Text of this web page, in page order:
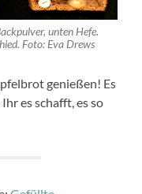
unten Hefe.
Foto: Eva Drews
genießen! Es
es schafft, es so